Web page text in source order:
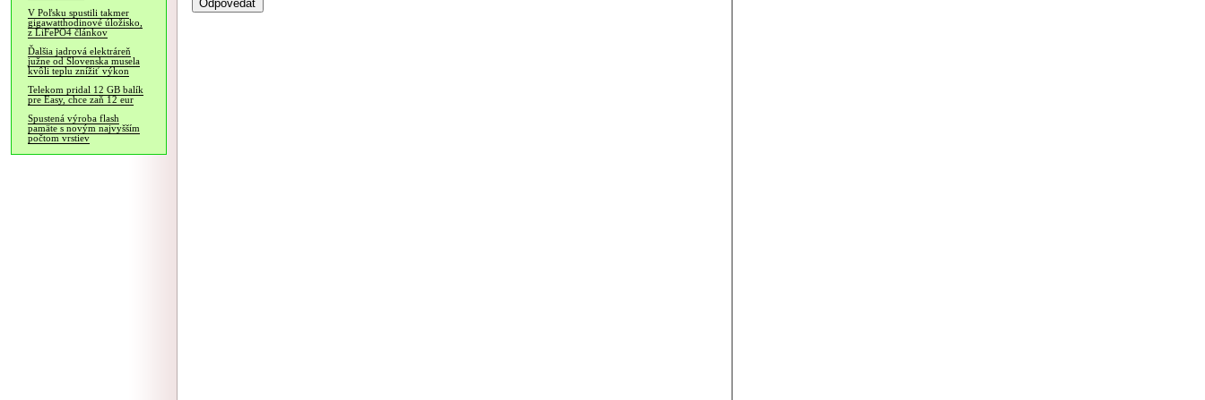
V Poľsku spustili takmer
gigawatthodinové úložisko,
z LiFePO4 článkov
Ďalšia jadrová elektráreň
južne od Slovenska musela
kvôli teplu znížiť výkon
Telekom pridal 12 GB balík
pre Easy, chce zaň 12 eur
Spustená výroba flash
pamäte s novým najvyšším
počtom vrstiev